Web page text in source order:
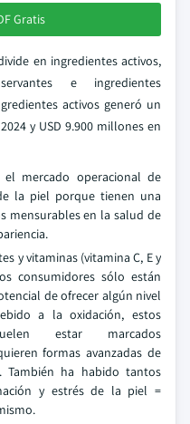
Gratis
en ingredientes activos,
e ingredientes
activos generó un
y USD 9.900 millones en
el mercado operacional de
la piel porque tienen una
mensurables en la salud de
y vitaminas (vitamina C, E y
consumidores sólo están
de ofrecer algún nivel
a la oxidación, estos
estar marcados
formas avanzadas de
También ha habido tantos
y estrés de la piel =